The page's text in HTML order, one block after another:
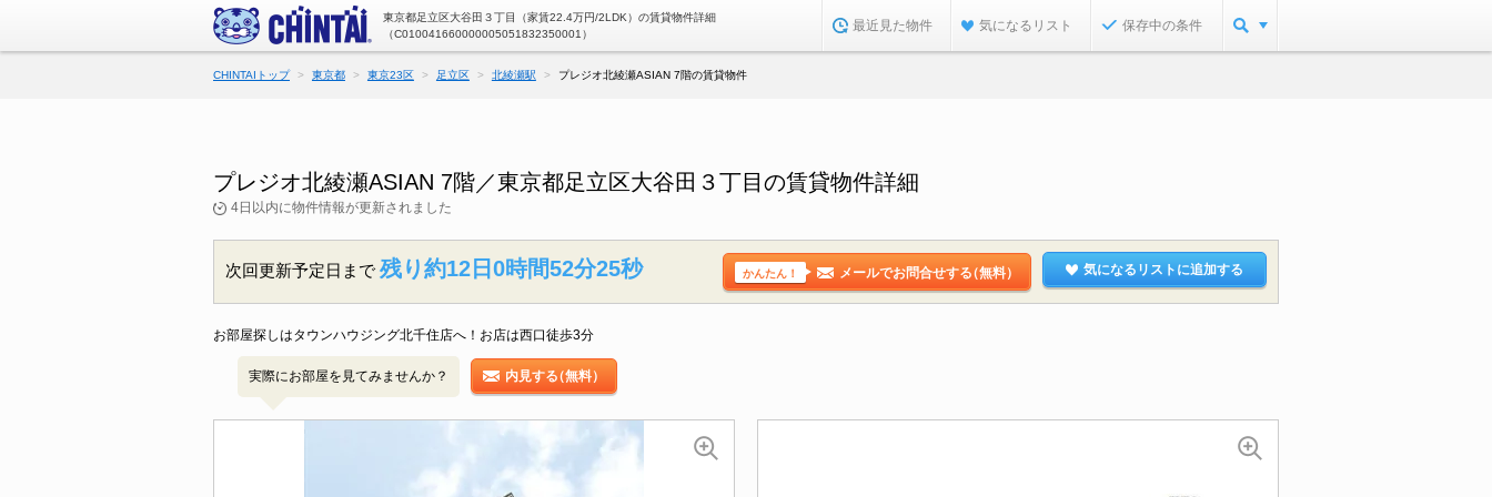
東京都足立区大谷田３丁目（家賃22.4万円/2LDK）の賃貸物件詳細
（C010041660000005051832350001）
最近見た物件 気になるリスト 保存中の条件
CHINTAIトップ 東京都 東京23区 足立区 北綾瀬駅 プレジオ北綾瀬ASIAN 7階の賃貸物件
プレジオ北綾瀬ASIAN 7階／東京都足立区大谷田３丁目の賃貸物件詳細
4日以内に物件情報が更新されました
次回更新予定日まで 残り約12日0時間52分24秒 かんたん！ メールでお問合せする（無料） 気になるリストに追加する
お部屋探しはタウンハウジング北千住店へ！お店は西口徒歩3分
実際にお部屋を見てみませんか？ 内見する（無料）